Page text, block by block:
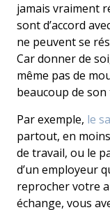
jamais vraiment
sont d’accord
ne peuvent se
Car donner de
même pas de
beaucoup de son
Par exemple, le
partout, en
de travail, ou le
d’un employeur
reprocher votre
échange, vous